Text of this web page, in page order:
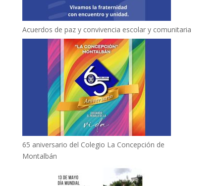
Acuerdos de paz y convivencia escolar y comunitaria
65 aniversario del Colegio La Concepción de
Montalbán